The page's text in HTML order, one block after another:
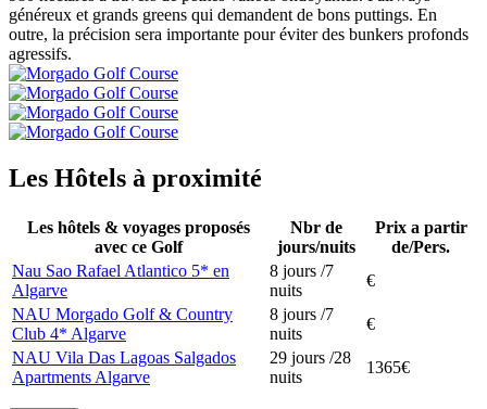
généreux et grands greens qui demandent de bons puttings. En
outre, la précision sera importante pour éviter des bunkers profonds
agressifs.
Les Hôtels à proximité
Les hôtels & voyages proposés
avec ce Golf
Nbr de
jours/nuits
Prix a partir
de/Pers.
Nau Sao Rafael Atlantico 5* en
Algarve
8 jours /7
nuits
€
NAU Morgado Golf & Country
Club 4* Algarve
8 jours /7
nuits
€
NAU Vila Das Lagoas Salgados
Apartments Algarve
29 jours /28
nuits
1365€